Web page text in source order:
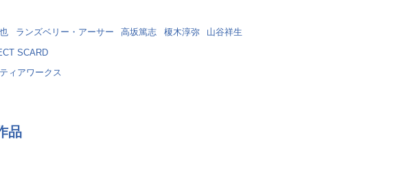
いは交差していく――。
ヤマト:ランズベリー・アーサー/
縞カガミ:榎木淳弥/ 甲斐ミナト:山谷祥生 ほか
ランズベリー・アーサー 高坂篤志 榎木淳弥
山谷祥生
SCARD
ィアワークス
品